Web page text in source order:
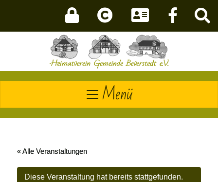
Menü
« Alle Veranstaltungen
Diese Veranstaltung hat bereits stattgefunden.